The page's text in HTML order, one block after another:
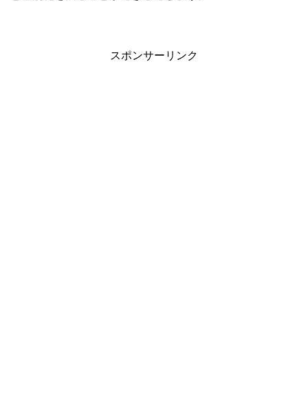
スポンサーリンク